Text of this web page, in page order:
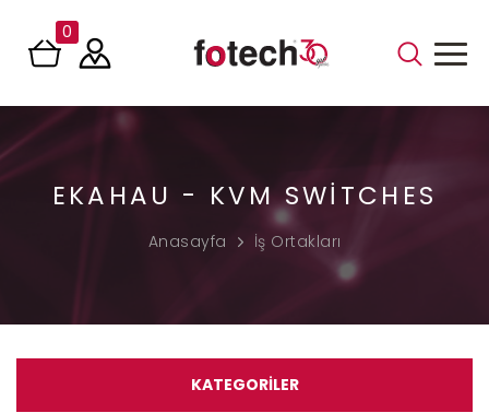
0
EKAHAU - KVM SWITCHES
Anasayfa İş Ortakları
KATEGORİLER